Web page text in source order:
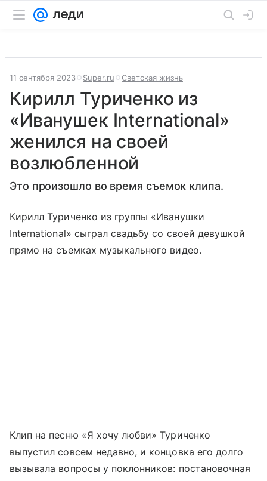
11 сентября 2023 Super.ru Светская жизнь
Кирилл Туриченко из
«Иванушек International»
женился на своей
возлюбленной
Это произошло во время съемок клипа.
Кирилл Туриченко из группы «Иванушки
International» сыграл свадьбу со своей девушкой
прямо на съемках музыкального видео.
Клип на песню «Я хочу любви» Туриченко
выпустил совсем недавно, и концовка его долго
вызывала вопросы у поклонников: постановочная